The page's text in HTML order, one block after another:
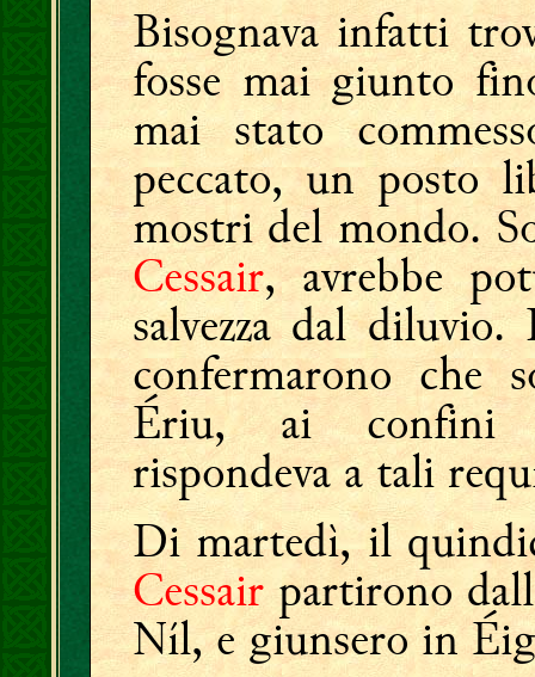
Bisognava infatti
fosse mai giunto
mai stato
peccato, un posto
mostri del mondo.
Cessair, avrebbe
salvezza dal
confermarono che
Ériu, ai confini
rispondeva a tali
Di martedì, il
Cessair partirono
Níl, e giunsero in